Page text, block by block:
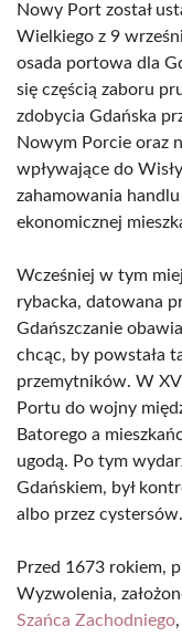
Nowy Port został
Wielkiego z 9
osada portowa dla
się częścią zaboru
zdobycia Gdańska
Nowym Porcie oraz
wpływające do
zahamowania
ekonomicznej
Wcześniej w tym
rybacka, datowana
Gdańszczanie
chcąc, by powstała
przemytników. W
Portu do wojny
Batorego a
ugodą. Po tym
Gdańskiem, był
albo przez cystersów.
Przed 1673 rokiem,
Wyzwolenia,
Szańca Zachodniego